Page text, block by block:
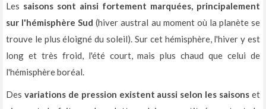
Les saisons sont ainsi fortement marquées, principalement
sur l'hémisphère Sud(hiver austral au moment où la planète se
trouve le plus éloigné du soleil). Sur cet hémisphère, l'hiver y est
long et très froid, l'été court, mais plus chaud que celui de
l'hémisphère boréal.
Des variations de pression existent aussi selon les saisons et